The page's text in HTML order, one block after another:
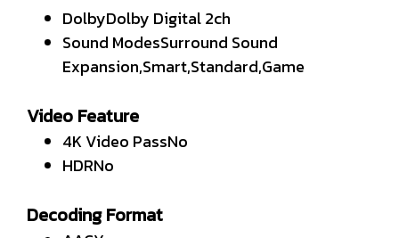
DolbyDolby Digital 2ch
Sound ModesSurround Sound
Expansion,Smart,Standard,Game
Video Feature
4K Video PassNo
HDRNo
Decoding Format